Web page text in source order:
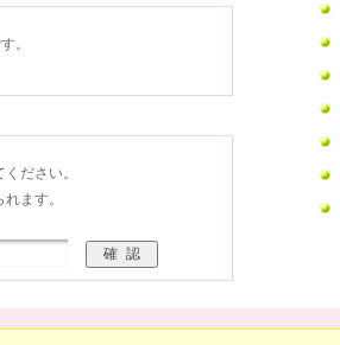
。
ださい。
ます。